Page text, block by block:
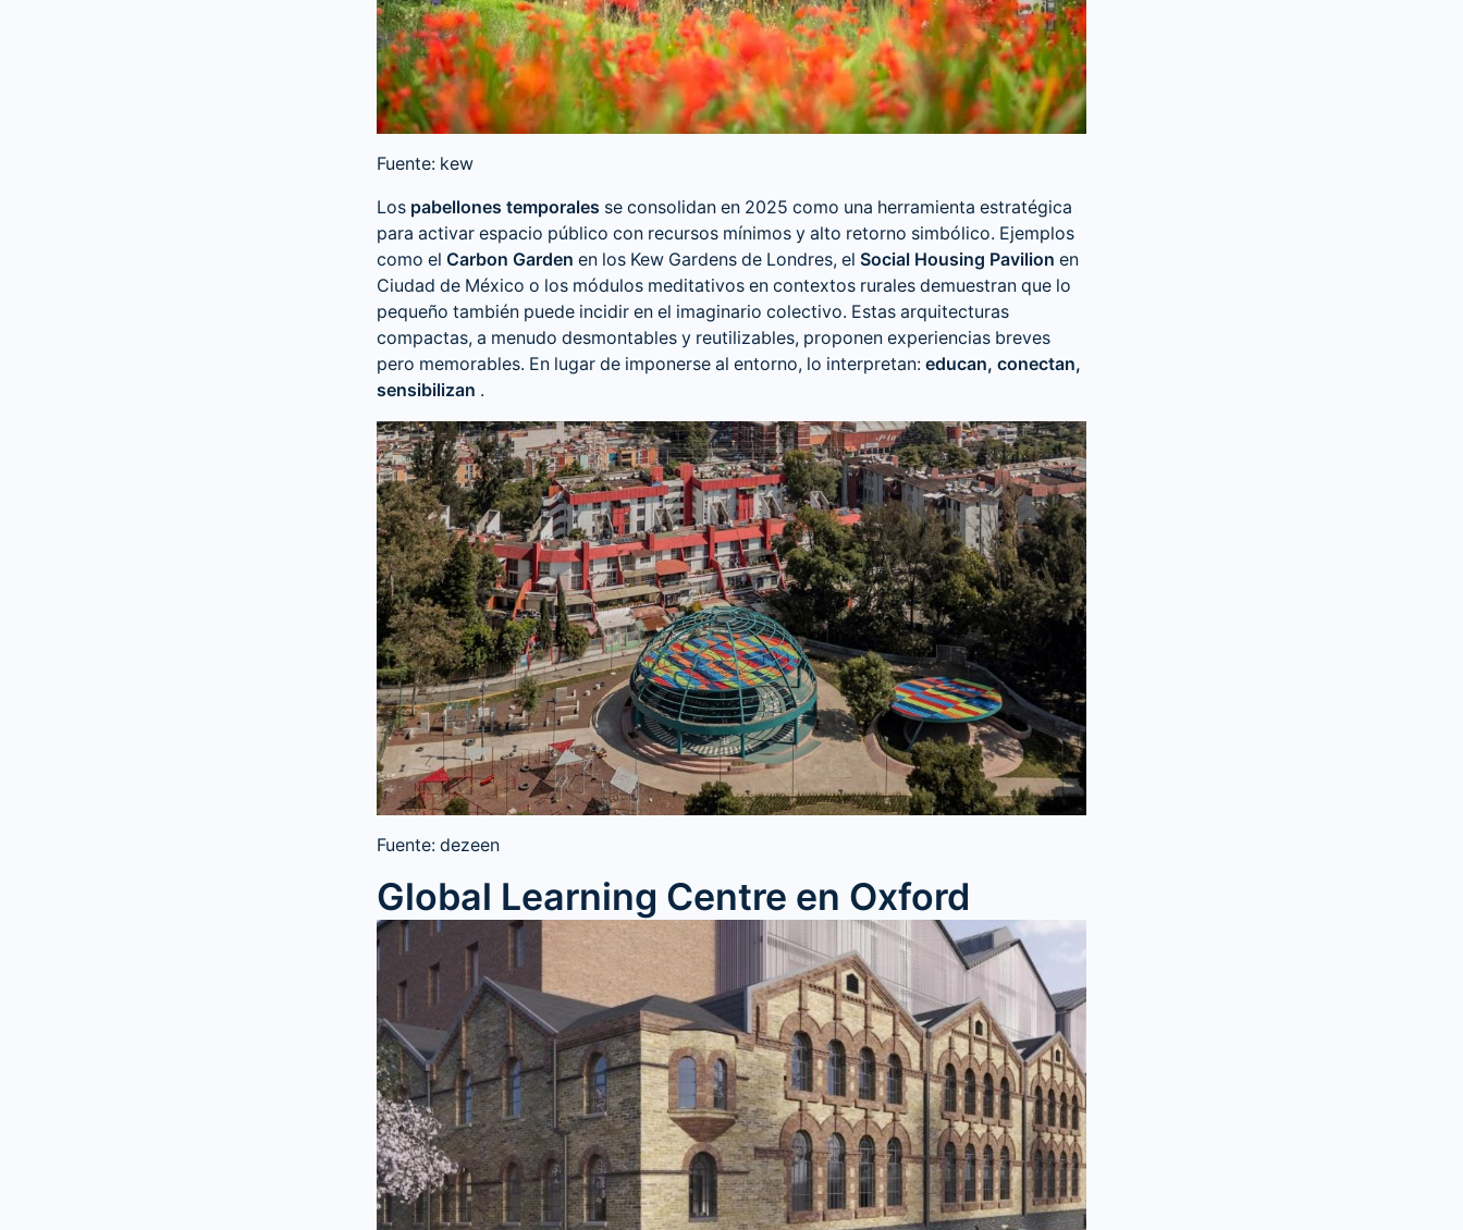
Fuente: kew
Los pabellones temporales se consolidan en 2025 como una herramienta estratégica
para activar espacio público con recursos mínimos y alto retorno simbólico. Ejemplos
como el Carbon Garden en los Kew Gardens de Londres, el Social Housing Pavilion en
Ciudad de México o los módulos meditativos en contextos rurales demuestran que lo
pequeño también puede incidir en el imaginario colectivo. Estas arquitecturas
compactas, a menudo desmontables y reutilizables, proponen experiencias breves
pero memorables. En lugar de imponerse al entorno, lo interpretan: educan, conectan,
sensibilizan .
Fuente: dezeen
Global Learning Centre en Oxford